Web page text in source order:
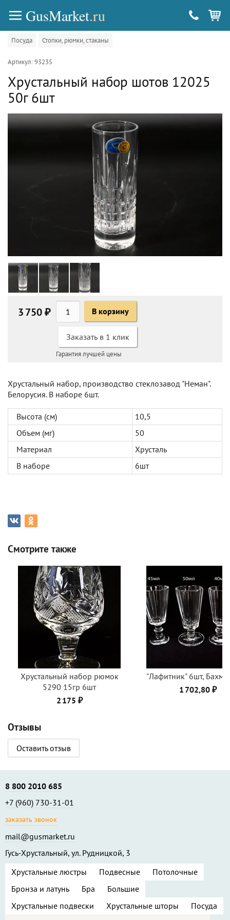
GusMarket.ru
Посуда Стопки, рюмки, стаканы
Артикул: 93235
Хрустальный набор шотов 12025
50г 6шт
3 750 ₽ В корзину
Заказать в 1 клик
Гарантия лучшей цены
Хрустальный набор, производство стеклозавод "Неман".
Белорусия. В наборе 6шт.
Высота (см)
10,5
Объем (мг)
50
Материал
Хрусталь
В наборе
6шт
Смотрите также
Хрустальный набор рюмок
5290 15гр 6шт
2 175 ₽
"Лафитник" 6шт,
1 702,80 ₽
Отзывы
Оставить отзыв
Хрустальные люстры Подвесные
Потолочные
Бронза и латунь
Бра
Большие
Хрустальные подвески
Хрустальные шторы Посуда
8 800 2010 685
+7 (960) 730-31-01
заказать звонок
mail@gusmarket.ru
Гусь-Хрустальный, ул. Рудницкой, 3